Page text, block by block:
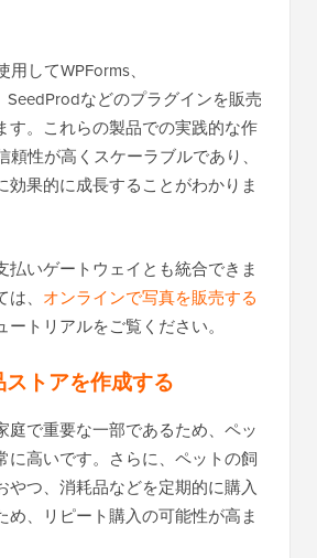
してWPForms、
SeedProdなどのプラグインを販売
す。これらの製品での実践的な作
頼性が高くスケーラブルであり、
効果的に成長することがわかりま
払いゲートウェイとも統合できま
、 オンラインで写真を販売する
ートリアルをご覧ください。
トアを作成する
庭で重要な一部であるため、ペッ
に高いです。さらに、ペットの飼
やつ、消耗品などを定期的に購入
め、リピート購入の可能性が高ま